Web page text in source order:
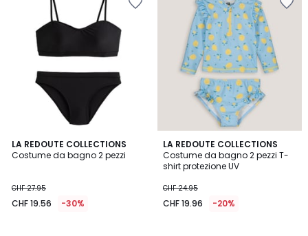
riduzione
applicata.
LA REDOUTE COLLECTIONS
Costume da bagno 2 pezzi
CHF 27.95
CHF 19.56 -30%
4.1
/ 5
LA REDOUTE COLLECTIONS
Costume da bagno 2 pezzi T-
shirt protezione UV
CHF 24.95
CHF 19.96 -20%
5
/
5